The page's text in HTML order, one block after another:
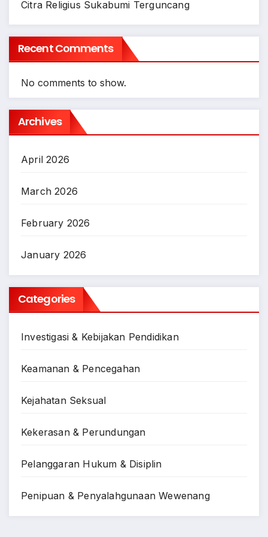
Citra Religius Sukabumi Terguncang
Recent Comments
No comments to show.
Archives
April 2026
March 2026
February 2026
January 2026
Categories
Investigasi & Kebijakan Pendidikan
Keamanan & Pencegahan
Kejahatan Seksual
Kekerasan & Perundungan
Pelanggaran Hukum & Disiplin
Penipuan & Penyalahgunaan Wewenang